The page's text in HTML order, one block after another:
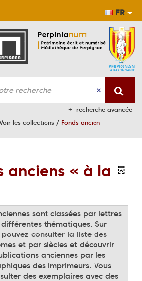
FR
Aller
au
Aller
au
Aller
à
la
recherche avancée
Voir les collections / Fonds ancien
anciens « à la
sont classées par lettres
thématiques. Sur
consulter la liste des
et par siècles et découvrir
anciennes par les
des imprimeurs. Vous
des exemplaires avec des